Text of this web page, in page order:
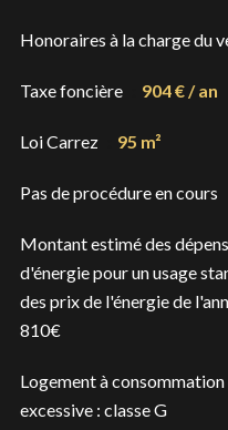
Honoraires à la charge du
Taxe foncière 904 € / an
Loi Carrez 95 m²
Pas de procédure en cours
Montant estimé des
d'énergie pour un usage
des prix de l'énergie de
810€
Logement à
excessive : classe G